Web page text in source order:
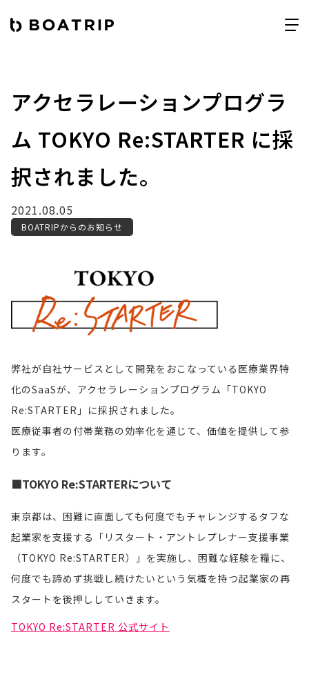
アクセラレーションプログラ
ム TOKYO Re:STARTER に採
択されました。
2021.08.05
BOATRIPからのお知らせ
弊社が自社サービスとして開発をおこなっている医療業界特
化のSaaSが、アクセラレーションプログラム「TOKYO
Re:STARTER」に採択されました。
医療従事者の付帯業務の効率化を通じて、価値を提供して参
ります。
■TOKYO Re:STARTERについて
東京都は、困難に直面しても何度でもチャレンジするタフな
起業家を支援する「リスタート・アントレプレナー⽀援事業
（TOKYO Re:STARTER）」を実施し、困難な経験を糧に、
何度でも諦めず挑戦し続けたいという気概を持つ起業家の再
スタートを後押ししていきます。
TOKYO Re:STARTER 公式サイト